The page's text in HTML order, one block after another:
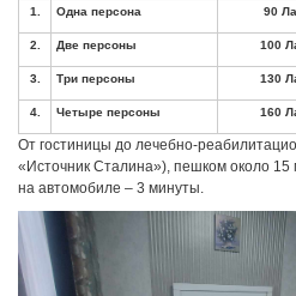
От гостиницы до лечебно-
«Источник Сталина»), пешком около 15
на автомобиле – 3 минуты.